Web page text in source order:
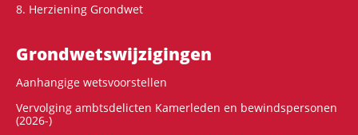
8. Herziening Grondwet
Grondwets­wijzigingen
Aanhangige wetsvoorstellen
Vervolging ambtsdelicten Kamerleden en bewindspersonen
(2026-)